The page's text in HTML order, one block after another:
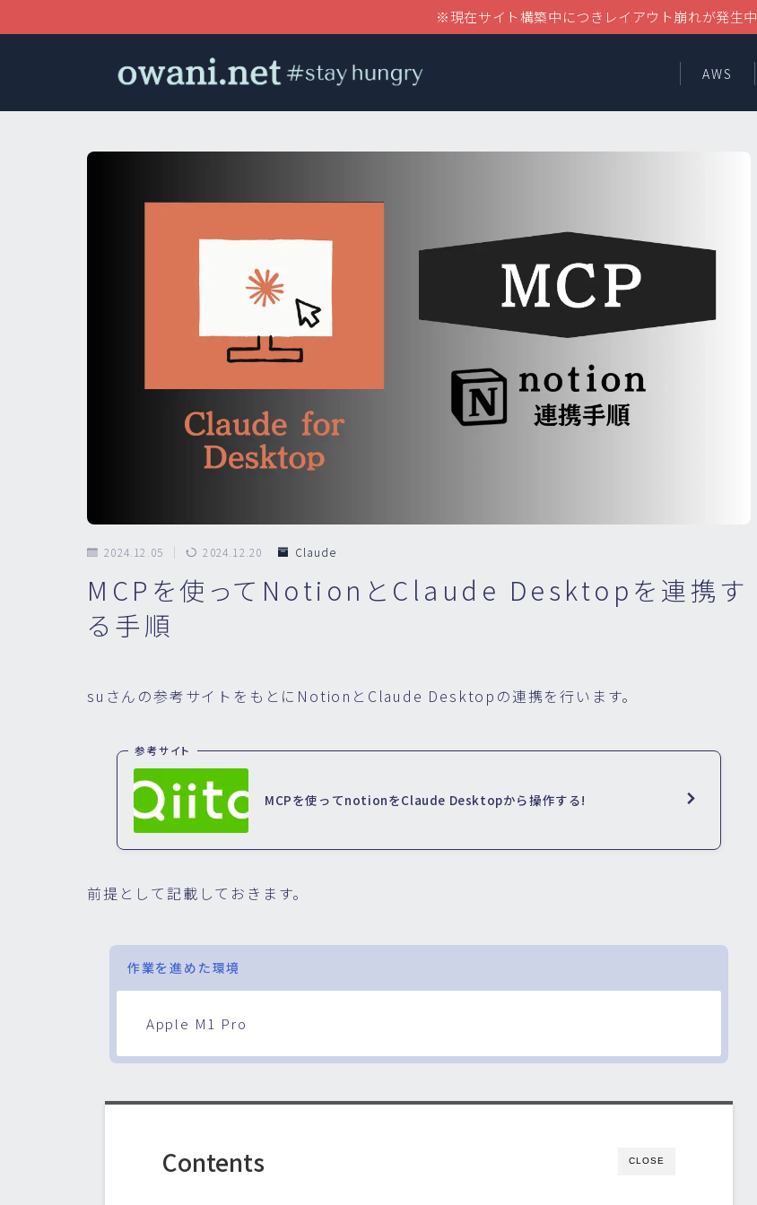
※現在サイト構築中につきレイアウト崩れが発生中
AWS
2024.12.05 2024.12.20 Claude
MCPを使ってNotionとClaude Desktopを連携す
る手順
suさんの参考サイトをもとにNotionとClaude Desktopの連携を行います。
参考サイト
MCPを使ってnotionをClaude Desktopから操作する!
前提として記載しておきます。
作業を進めた環境
Apple M1 Pro
CLOSE
Contents